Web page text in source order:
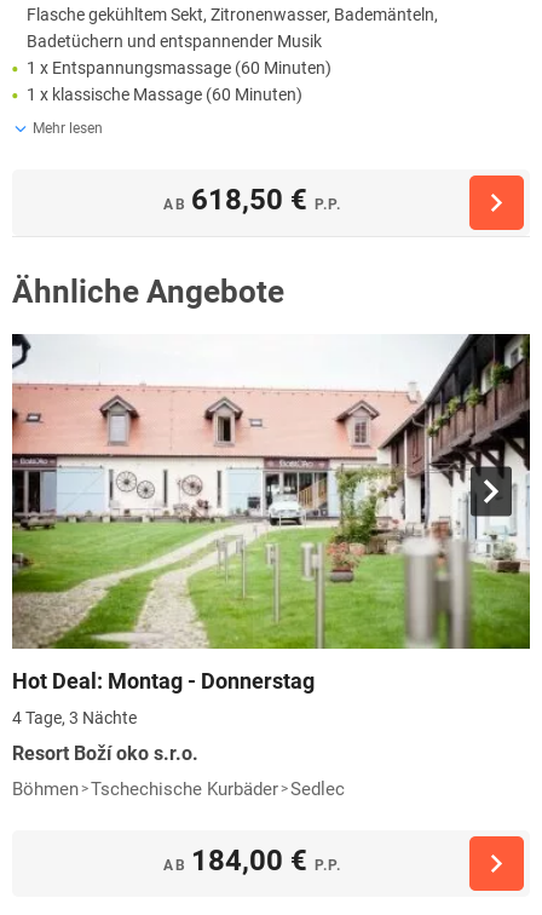
Flasche gekühltem Sekt, Zitronenwasser, Bademänteln,
Badetüchern und entspannender Musik
1 x Entspannungsmassage (60 Minuten)
1 x klassische Massage (60 Minuten)
Mehr lesen
AB 618,50 € P.P.
Ähnliche Angebote
Hot Deal: Montag - Donnerstag
4 Tage, 3 Nächte
Resort Boží oko s.r.o.
Böhmen Tschechische Kurbäder Sedlec
AB 184,00 € P.P.